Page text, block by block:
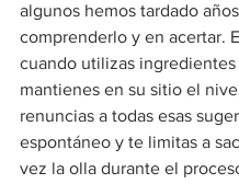
algunos hemos tardado
comprenderlo y en acertar.
cuando utilizas ingredientes
mantienes en su sitio el
renuncias a todas esas
espontáneo y te limitas a
vez la olla durante el proceso